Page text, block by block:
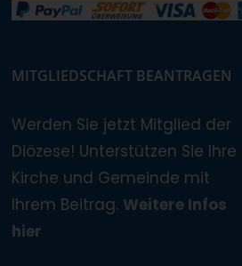
MITGLIEDSCHAFT BEANTRAGEN
Werden Sie jetzt Mitglied der
Diözese! Unterstützen Sie Ihre
Kirche und Gemeinde mit
Ihrem Beitrag. Weitere Infos
hier